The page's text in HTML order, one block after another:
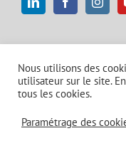
© Copyright 2021 | Tous
Nous utilisons des
utilisateur sur le site.
tous les cookies.
Paramétrage des